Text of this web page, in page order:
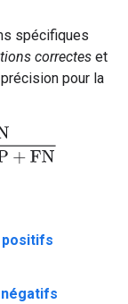
spécifiques
correctes et
pour la
+